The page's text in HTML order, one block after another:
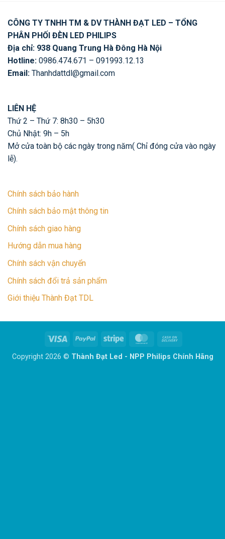
CÔNG TY TNHH TM & DV THÀNH ĐẠT LED – TỔNG
PHÂN PHỐI ĐÈN LED PHILIPS
Địa chỉ: 938 Quang Trung Hà Đông Hà Nội
Hotline: 0986.474.671 – 091993.12.13
Email: Thanhdattdl@gmail.com
LIÊN HỆ
Thứ 2 – Thứ 7: 8h30 – 5h30
Chủ Nhật: 9h – 5h
Mở cửa toàn bộ các ngày trong năm( Chỉ đóng cửa vào ngày
lễ).
Chính sách bảo hành
Chính sách bảo mật thông tin
Chính sách giao hàng
Hướng dẫn mua hàng
Chính sách vận chuyển
Chính sách đổi trả sản phẩm
Giới thiệu Thành Đạt TDL
Visa PayPal Stripe MasterCard
Delivery
Copyright 2026 © Thành Đạt Led - NPP Philips Chính Hãng